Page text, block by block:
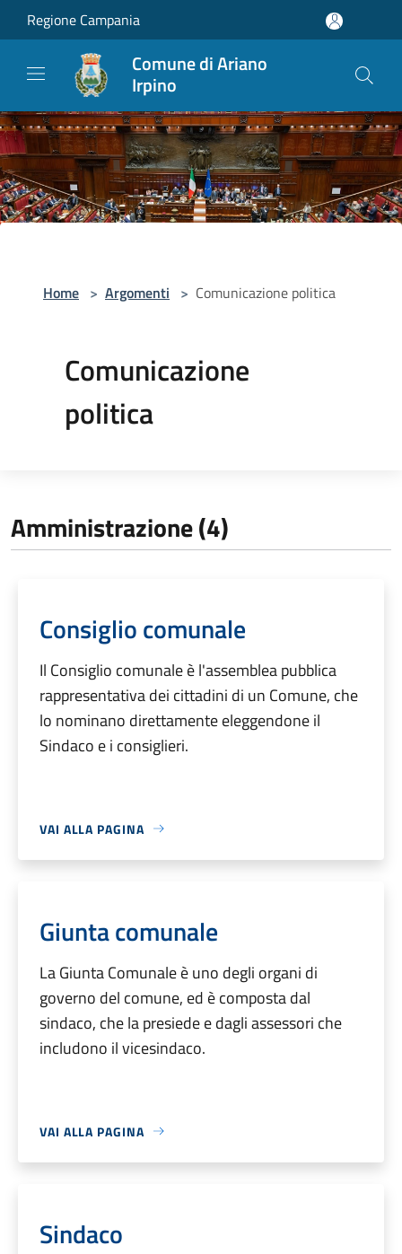
Salta al contenuto principale
Regione Campania
Comune di Ariano
Irpino
Home > Argomenti > Comunicazione politica
Comunicazione
politica
Amministrazione (4)
Consiglio comunale
Il Consiglio comunale è l'assemblea pubblica
rappresentativa dei cittadini di un Comune, che
lo nominano direttamente eleggendone il
Sindaco e i consiglieri.
VAI ALLA PAGINA
Giunta comunale
La Giunta Comunale è uno degli organi di
governo del comune, ed è composta dal
sindaco, che la presiede e dagli assessori che
includono il vicesindaco.
VAI ALLA PAGINA
Sindaco